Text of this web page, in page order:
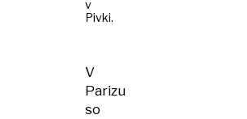
v
Pivki.
V
Parizu
so